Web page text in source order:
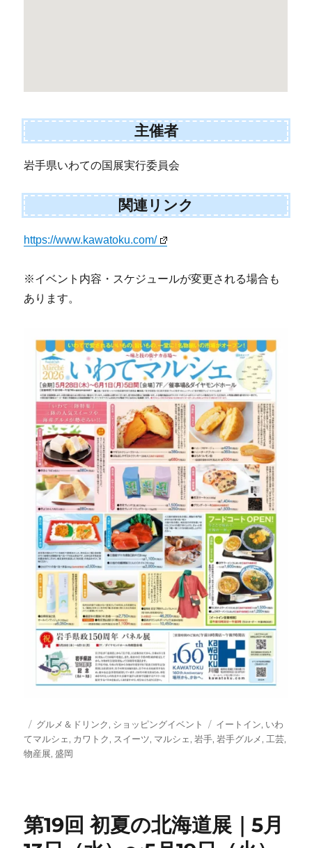
主催者
岩手県いわての国展実行委員会
関連リンク
https://www.kawatoku.com/
※イベント内容・スケジュールが変更される場合も
あります。
投
稿
日:
カ
テ
ゴ
グルメ＆ドリンク, ショッピングイベント
タ
グ
イートイン, いわ
てマルシェ, カワトク, スイーツ, マルシェ,岩手,岩手グルメ, 工芸,
物産展,盛岡
第19回 初夏の北海道展｜5月